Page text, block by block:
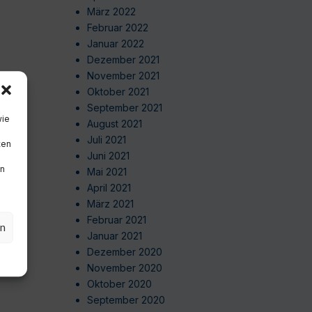
März 2022
Februar 2022
Januar 2022
Dezember 2021
November 2021
Oktober 2021
September 2021
August 2021
Juli 2021
Juni 2021
Mai 2021
April 2021
März 2021
Februar 2021
Januar 2021
Dezember 2020
November 2020
Oktober 2020
September 2020